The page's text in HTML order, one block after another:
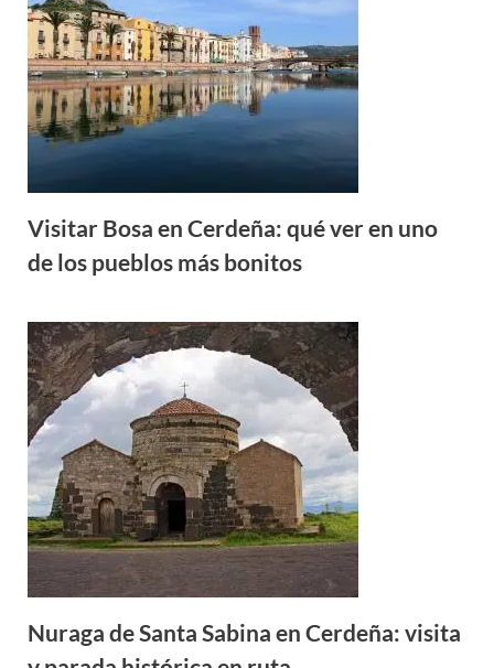
Visitar Bosa en Cerdeña: qué ver en uno
de los pueblos más bonitos
Nuraga de Santa Sabina en Cerdeña: visita